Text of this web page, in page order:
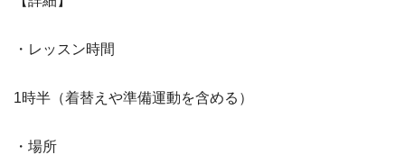
・レッスン時間
1時半（着替えや準備運動を含める）
・場所